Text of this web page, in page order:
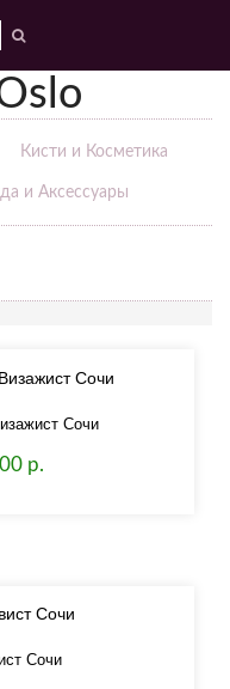
Кисти и Косметика
и Аксессуары
Сочи
р.
Сочи